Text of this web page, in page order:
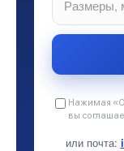
Нажимая
вы
или почта: